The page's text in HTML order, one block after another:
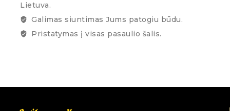
Lietuva.
Galimas siuntimas Jums patogiu būdu.
Pristatymas į visas pasaulio šalis.